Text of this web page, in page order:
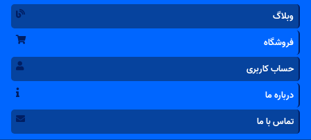
وبلاگ
فروشگاه
حساب کاربری
درباره ما
تماس با ما